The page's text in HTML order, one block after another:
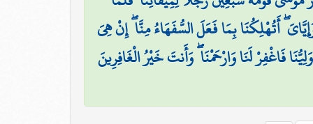
أَتُهْلِكُنَا بِمَا فَعَلَ السُّفَهَاءُ مِنَّا ۖ إِنْ هِيَ
فَاغْفِرْ لَنَا وَارْحَمْنَا ۖ وَأَنتَ خَيْرُ الْغَافِرِينَ